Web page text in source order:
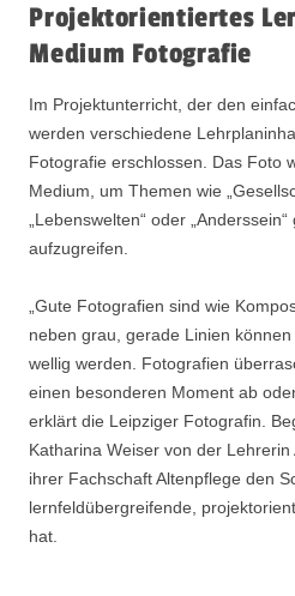
Projektorientiertes
Medium Fotografie
Im Projektunterricht, der den
werden verschiedene
Fotografie erschlossen. Das Foto
Medium, um Themen wie
„Lebenswelten“ oder
aufzugreifen.
„Gute Fotografien sind wie
neben grau, gerade Linien
wellig werden. Fotografien
einen besonderen Moment ab
erklärt die Leipziger Fotografin.
Katharina Weiser von der
ihrer Fachschaft Altenpflege den
lernfeldübergreifende,
hat.